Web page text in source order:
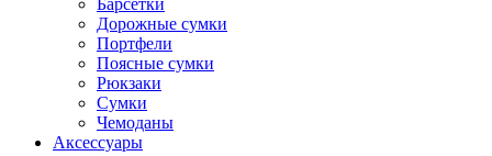
Барсетки
Дорожные сумки
Портфели
Поясные сумки
Рюкзаки
Сумки
Чемоданы
Аксессуары